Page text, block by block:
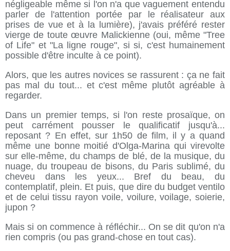
négligeable même si l'on n'a que vaguement entendu
parler de l'attention portée par le réalisateur aux
prises de vue et à la lumière), j'avais préféré rester
vierge de toute œuvre Malickienne (oui, même "Tree
of Life" et "La ligne rouge", si si, c'est humainement
possible d'être inculte à ce point).
Alors, que les autres novices se rassurent : ça ne fait
pas mal du tout... et c'est même plutôt agréable à
regarder.
Dans un premier temps, si l'on reste prosaïque, on
peut carrément pousser le qualificatif jusqu'à...
reposant ? En effet, sur 1h50 de film, il y a quand
même une bonne moitié d'Olga-Marina qui virevolte
sur elle-même, du champs de blé, de la musique, du
nuage, du troupeau de bisons, du Paris sublimé, du
cheveu dans les yeux... Bref du beau, du
contemplatif, plein. Et puis, que dire du budget ventilo
et de celui tissu rayon voile, voilure, voilage, soierie,
jupon ?
Mais si on commence à réfléchir... On se dit qu'on n'a
rien compris (ou pas grand-chose en tout cas).